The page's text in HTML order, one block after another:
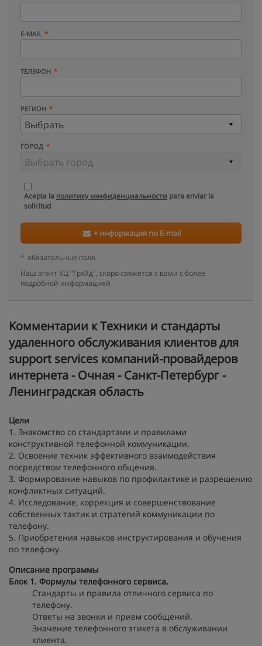
E-MAIL
ТЕЛЕФОН
РЕГИОН
ГОРОД
Acepta la политику конфиденциальности para enviar la
solicitud
+ информация по E-mail
* обязательные поля
Наш агент КЦ "Грэйд", скоро свяжется с вами с более
подробной информацией
Kомментарии к Техники и стандарты
удаленного обслуживания клиентов для
support services компаний-провайдеров
интернета - Очная - Санкт-Петербург -
Ленинградская область
Цели
1. Знакомство со стандартами и правилами
конструктивной телефонной коммуникации.
2. Освоение техник эффективного взаимодействия
посредством телефонного общения.
3. Формирование навыков по профилактике и разрешению
конфликтных ситуаций.
4. Исследование, коррекция и совершенствование
собственных тактик и стратегий коммуникации по
телефону.
5. Приобретения навыков инструктирования и обучения
по телефону.
Описание программы
Блок 1. Формулы телефонного сервиса.
Стандарты и правила отличного сервиса по
телефону.
Ответы на звонки и прием сообщений.
Значение телефонного этикета в обслуживании
клиента.